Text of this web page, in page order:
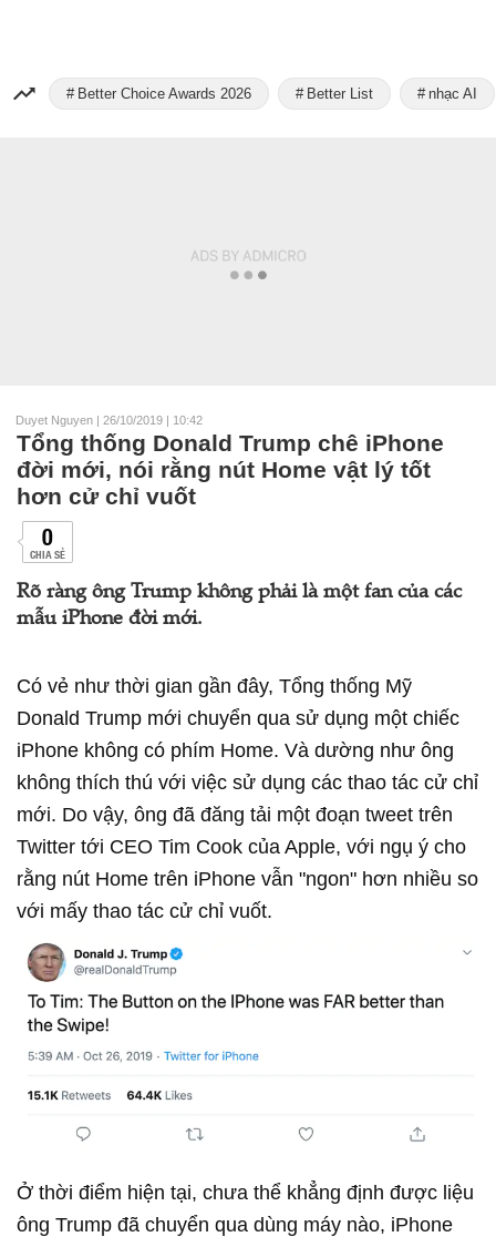
Better Choice Awards 2026 Better List nhạc AI
Duyet Nguyen | 26/10/2019 | 10:42
Tổng thống Donald Trump chê iPhone
đời mới, nói rằng nút Home vật lý tốt
hơn cử chỉ vuốt
0
CHIA SẺ
Rõ ràng ông Trump không phải là một fan của các
mẫu iPhone đời mới.
Có vẻ như thời gian gần đây, Tổng thống Mỹ
Donald Trump mới chuyển qua sử dụng một chiếc
iPhone không có phím Home. Và dường như ông
không thích thú với việc sử dụng các thao tác cử chỉ
mới. Do vậy, ông đã đăng tải một đoạn tweet trên
Twitter tới CEO Tim Cook của Apple, với ngụ ý cho
rằng nút Home trên iPhone vẫn "ngon" hơn nhiều so
với mấy thao tác cử chỉ vuốt.
Ở thời điểm hiện tại, chưa thể khẳng định được liệu
ông Trump đã chuyển qua dùng máy nào, iPhone